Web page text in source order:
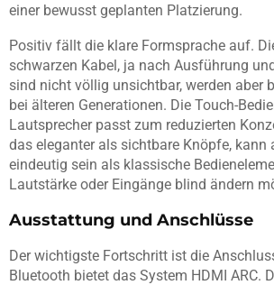
einer bewusst geplanten Platzierung.
Positiv fällt die klare Formsprache auf.
schwarzen Kabel, ja nach Ausführung
sind nicht völlig unsichtbar, werden aber
bei älteren Generationen. Die Touch-
Lautsprecher passt zum reduzierten
das eleganter als sichtbare Knöpfe, kann
eindeutig sein als klassische
Lautstärke oder Eingänge blind ändern
Ausstattung und Anschlüsse
Der wichtigste Fortschritt ist die
Bluetooth bietet das System HDMI ARC.